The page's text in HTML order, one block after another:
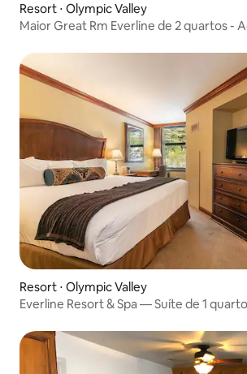
Resort ⋅ Olympic Valley
Maior Great Rm Everline de 2 quartos -
Resort ⋅ Olympic Valley
Everline Resort & Spa — Suíte de 1